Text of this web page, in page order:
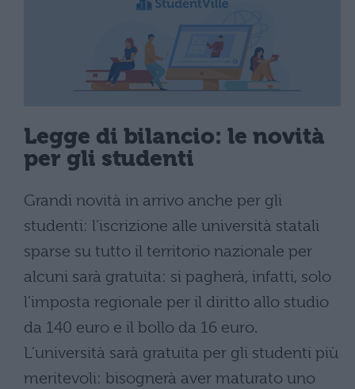
Legge di bilancio: le novità
per gli studenti
Grandi novità in arrivo anche per gli
studenti: l’iscrizione alle università statali
sparse su tutto il territorio nazionale per
alcuni sarà gratuita: si pagherà, infatti, solo
l’imposta regionale per il diritto allo studio
da 140 euro e il bollo da 16 euro.
L’università sarà gratuita per gli studenti più
meritevoli: bisognerà aver maturato uno